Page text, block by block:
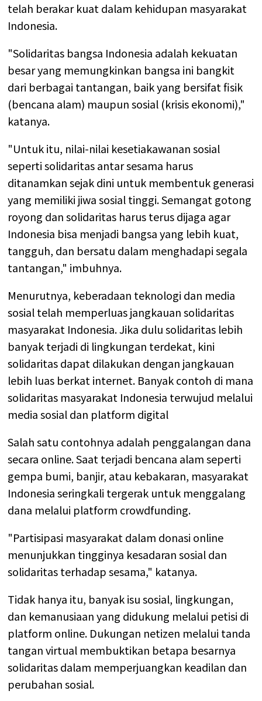
telah berakar kuat dalam kehidupan masyarakat
Indonesia.
"Solidaritas bangsa Indonesia adalah kekuatan
besar yang memungkinkan bangsa ini bangkit
dari berbagai tantangan, baik yang bersifat fisik
(bencana alam) maupun sosial (krisis ekonomi),"
katanya.
"Untuk itu, nilai-nilai kesetiakawanan sosial
seperti solidaritas antar sesama harus
ditanamkan sejak dini untuk membentuk generasi
yang memiliki jiwa sosial tinggi. Semangat gotong
royong dan solidaritas harus terus dijaga agar
Indonesia bisa menjadi bangsa yang lebih kuat,
tangguh, dan bersatu dalam menghadapi segala
tantangan," imbuhnya.
Menurutnya, keberadaan teknologi dan media
sosial telah memperluas jangkauan solidaritas
masyarakat Indonesia. Jika dulu solidaritas lebih
banyak terjadi di lingkungan terdekat, kini
solidaritas dapat dilakukan dengan jangkauan
lebih luas berkat internet. Banyak contoh di mana
solidaritas masyarakat Indonesia terwujud melalui
media sosial dan platform digital
Salah satu contohnya adalah penggalangan dana
secara online. Saat terjadi bencana alam seperti
gempa bumi, banjir, atau kebakaran, masyarakat
Indonesia seringkali tergerak untuk menggalang
dana melalui platform crowdfunding.
"Partisipasi masyarakat dalam donasi online
menunjukkan tingginya kesadaran sosial dan
solidaritas terhadap sesama," katanya.
Tidak hanya itu, banyak isu sosial, lingkungan,
dan kemanusiaan yang didukung melalui petisi di
platform online. Dukungan netizen melalui tanda
tangan virtual membuktikan betapa besarnya
solidaritas dalam memperjuangkan keadilan dan
perubahan sosial.